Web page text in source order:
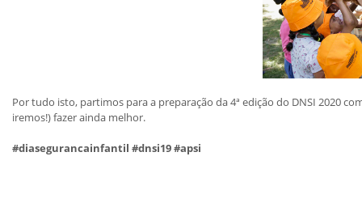
Por tudo isto, partimos para a preparação da 4ª edição do DNSI 2020
iremos!) fazer ainda melhor.
#diasegurancainfantil #dnsi19 #apsi